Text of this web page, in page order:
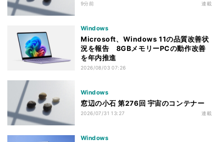
9分前 連載
Windows
Microsoft、Windows 11の品質改善状
況を報告 8GBメモリーPCの動作改善
を年内推進
2026/08/03 07:26
Windows
窓辺の小石 第276回 宇宙のコンテナー
2026/07/31 13:27 連載
Windows